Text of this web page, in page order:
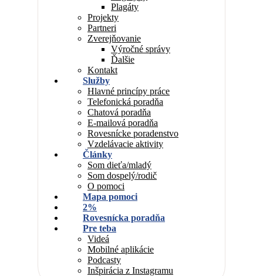
Plagáty
Projekty
Partneri
Zverejňovanie
Výročné správy
Ďalšie
Kontakt
Služby
Hlavné princípy práce
Telefonická poradňa
Chatová poradňa
E-mailová poradňa
Rovesnícke poradenstvo
Vzdelávacie aktivity
Články
Som dieťa/mladý
Som dospelý/rodič
O pomoci
Mapa pomoci
2%
Rovesnícka poradňa
Pre teba
Videá
Mobilné aplikácie
Podcasty
Inšpirácia z Instagramu